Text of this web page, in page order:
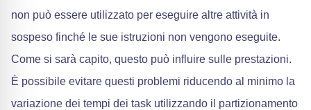
non può essere utilizzato per eseguire altre attività in
sospeso finché le sue istruzioni non vengono eseguite.
Come si sarà capito, questo può influire sulle prestazioni.
È possibile evitare questi problemi riducendo al minimo la
variazione dei tempi dei task utilizzando il partizionamento